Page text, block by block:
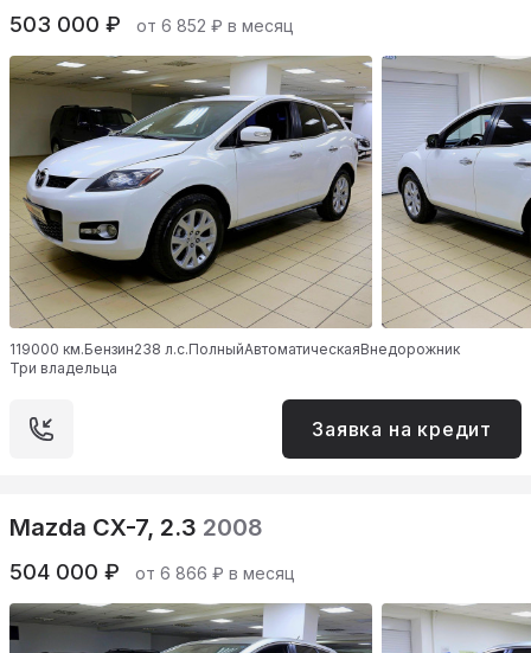
503 000 ₽ от 6 852 ₽ в месяц
119000 км.Бензин238 л.с.ПолныйАвтоматическаяВнедорожник
Три владельца
Заявка на кредит
Mazda CX-7, 2.3 2008
504 000 ₽ от 6 866 ₽ в месяц